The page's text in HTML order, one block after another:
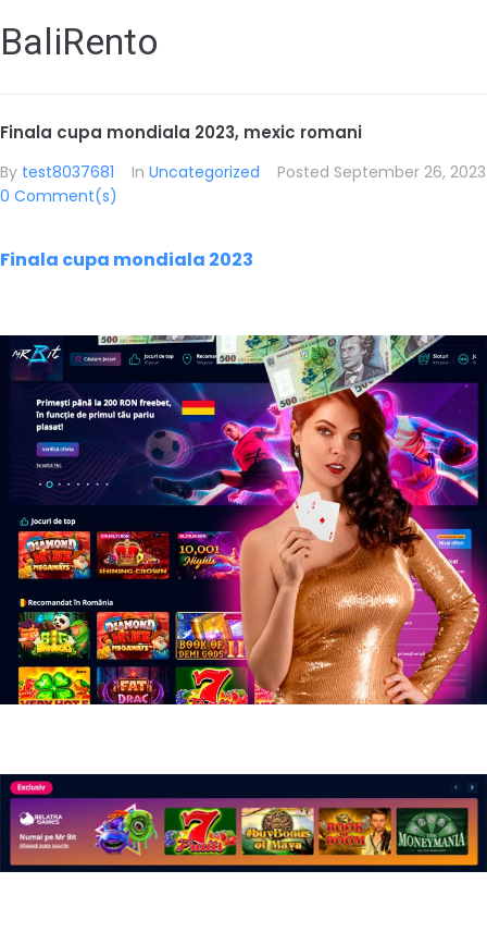
BaliRento
Finala cupa mondiala 2023, mexic romani
By test8037681 In Uncategorized Posted September 26, 2023
0 Comment(s)
Finala cupa mondiala 2023